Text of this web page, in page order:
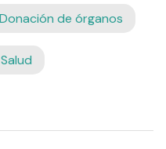
Donación de órganos
Salud